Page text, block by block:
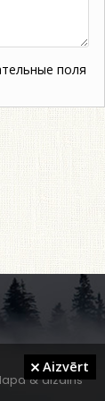
поля
&dizains
Aizvērt